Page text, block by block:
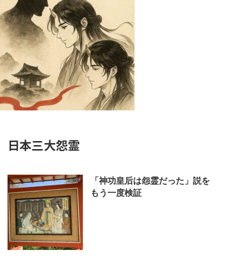
日本三大怨霊
「神功皇后は怨霊だった」説を
もう一度検証